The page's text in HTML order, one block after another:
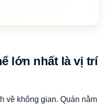
lớn nhất là vị trí
về không gian. Quán nằm